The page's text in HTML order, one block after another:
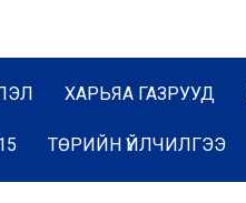
ХАРЬЯА ГАЗРУУД
ТӨРИЙН ҮЙЛЧИЛГЭЭ